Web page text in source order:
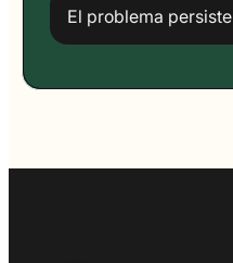
El problema persiste